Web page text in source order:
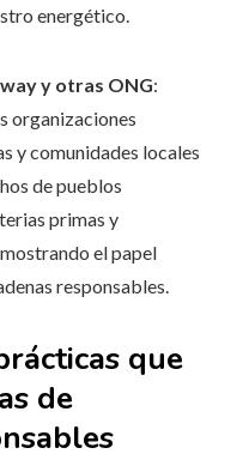
energético.
y otras ONG:
organizaciones
y comunidades locales
de pueblos
primas y
el papel
responsables.
que
de